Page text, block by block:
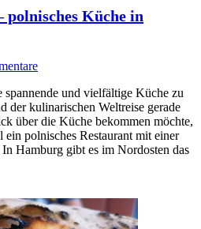
polnisches Küche in
und vielfältige Küche zu
der kulinarischen Weltreise gerade
über die Küche bekommen möchte,
polnisches Restaurant mit einer
Hamburg gibt es im Nordosten das